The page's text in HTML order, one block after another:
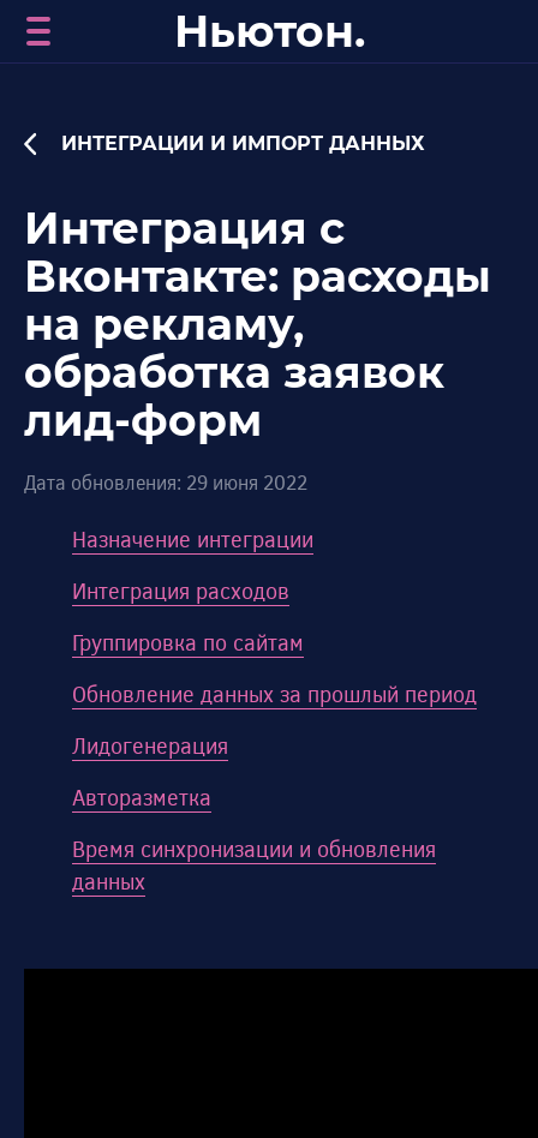
Ньютон.
ИНТЕГРАЦИИ И ИМПОРТ ДАННЫХ
Интеграция с
Вконтакте: расходы
на рекламу,
обработка заявок
лид-форм
Дата обновления: 29 июня 2022
Назначение интеграции
Интеграция расходов
Группировка по сайтам
Обновление данных за прошлый период
Лидогенерация
Авторазметка
Время синхронизации и обновления
данных